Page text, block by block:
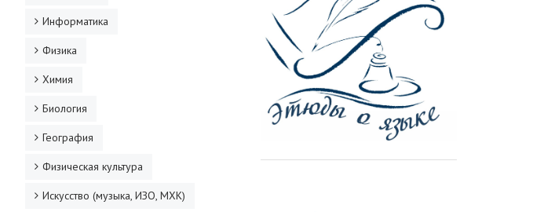
Информатика
Физика
Химия
Биология
География
Физическая культура
Искусство (музыка, ИЗО, МХК)